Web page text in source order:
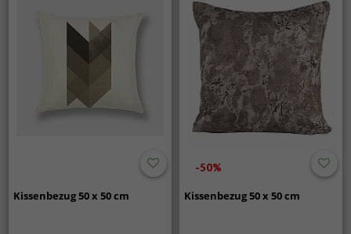
Kissenbezug 50 x 50 cm
-50%
Kissenbezug 50 x 50 cm